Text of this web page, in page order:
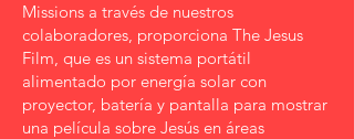
Missions a través de nuestros
colaboradores, proporciona The Jesus
Film, que es un sistema portátil
alimentado por energía solar con
proyector, batería y pantalla para mostrar
una película sobre Jesús en áreas